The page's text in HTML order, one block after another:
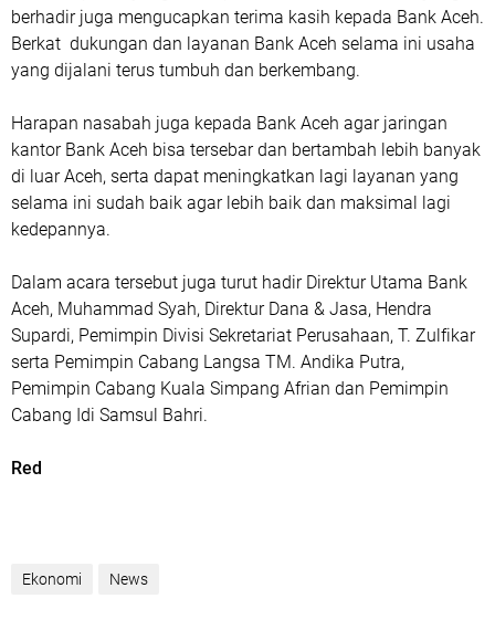
berhadir juga mengucapkan terima kasih kepada Bank Aceh.
Berkat dukungan dan layanan Bank Aceh selama ini usaha
yang dijalani terus tumbuh dan berkembang.
Harapan nasabah juga kepada Bank Aceh agar jaringan
kantor Bank Aceh bisa tersebar dan bertambah lebih banyak
di luar Aceh, serta dapat meningkatkan lagi layanan yang
selama ini sudah baik agar lebih baik dan maksimal lagi
kedepannya.
Dalam acara tersebut juga turut hadir Direktur Utama Bank
Aceh, Muhammad Syah, Direktur Dana & Jasa, Hendra
Supardi, Pemimpin Divisi Sekretariat Perusahaan, T. Zulfikar
serta Pemimpin Cabang Langsa TM. Andika Putra,
Pemimpin Cabang Kuala Simpang Afrian dan Pemimpin
Cabang Idi Samsul Bahri.
Red
Ekonomi News